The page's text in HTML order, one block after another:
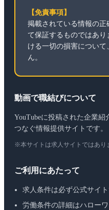
【免責事項】
掲載されている情報の
て保証するものではあ
ける一切の損害につい
ん。
動画で職結びについて
YouTubeに投稿された企業
つなぐ情報提供サイトです。
※本サイトは求人サイトではあり
ご利用にあたって
求人条件は必ず公式サイ
労働条件の詳細はハロー